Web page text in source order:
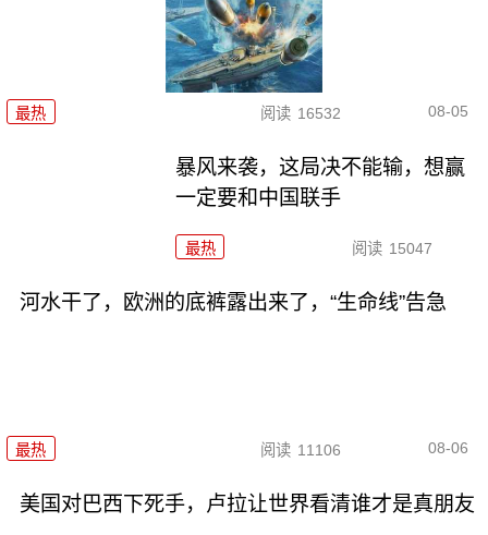
最热 阅读 16532 08-05
暴风来袭，这局决不能输，想赢
一定要和中国联手
最热 阅读 15047
河水干了，欧洲的底裤露出来了，“生命线”告急
最热 阅读 11106 08-06
美国对巴西下死手，卢拉让世界看清谁才是真朋友